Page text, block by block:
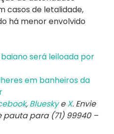
casos de letalidade,
há menor envolvido
será leiloada por
em banheiros da
, BlueskyeX. Envie
para (71) 99940 –